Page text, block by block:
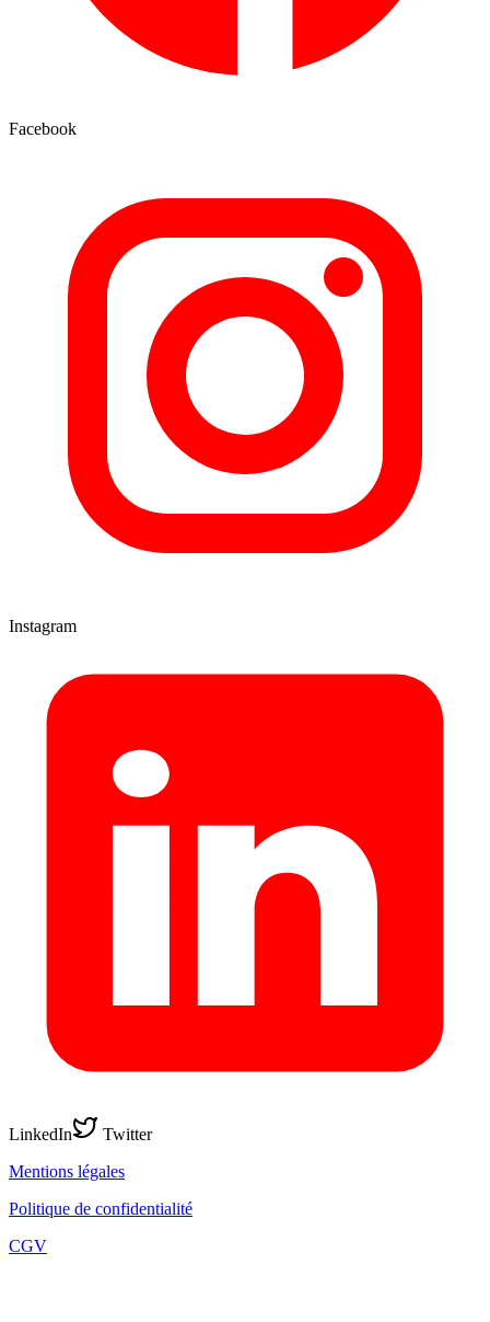
Facebook
Instagram
LinkedIn
Twitter
Mentions légales
Politique de confidentialité
CGV